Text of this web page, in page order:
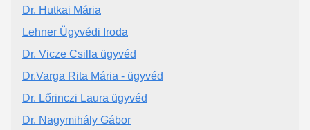
Dr. Hutkai Mária
Lehner Ügyvédi Iroda
Dr. Vicze Csilla ügyvéd
Dr.Varga Rita Mária - ügyvéd
Dr. Lőrinczi Laura ügyvéd
Dr. Nagymihály Gábor